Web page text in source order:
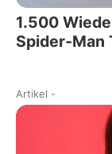
1.500
Spider-Man
Artikel -